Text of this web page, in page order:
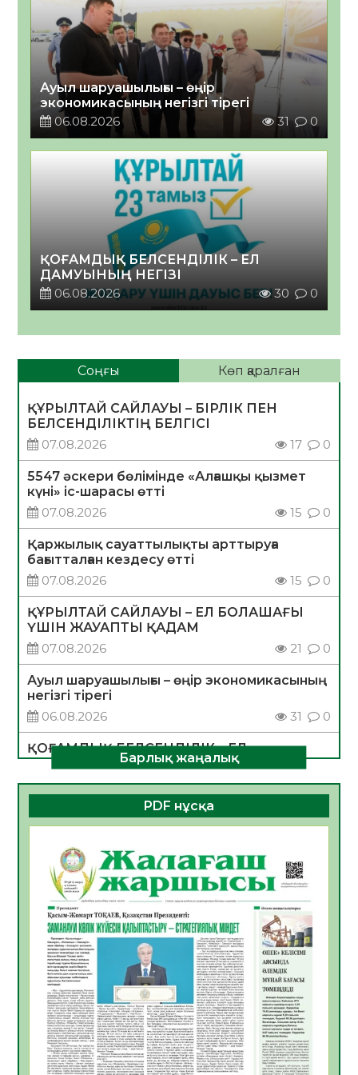
Ауыл шаруашылығы – өңір
экономикасының негізгі тірегі
06.08.2026
31 0
ҚОҒАМДЫҚ БЕЛСЕНДІЛІК – ЕЛ
ДАМУЫНЫҢ НЕГІЗІ
06.08.2026
30 0
Соңғы Көп қаралған
ҚҰРЫЛТАЙ САЙЛАУЫ – БІРЛІК ПЕН
БЕЛСЕНДІЛІКТІҢ БЕЛГІСІ
07.08.2026
17 0
5547 әскери бөлімінде «Алғашқы қызмет
күні» іс-шарасы өтті
07.08.2026
15 0
Қаржылық сауаттылықты арттыруға
бағытталған кездесу өтті
07.08.2026
15 0
ҚҰРЫЛТАЙ САЙЛАУЫ – ЕЛ БОЛАШАҒЫ
ҮШІН ЖАУАПТЫ ҚАДАМ
07.08.2026
21 0
Ауыл шаруашылығы – өңір экономикасының
негізгі тірегі
06.08.2026
31 0
ҚОҒАМДЫҚ БЕЛСЕНДІЛІК – ЕЛ
ДАМУЫНЫҢ НЕГІЗІ
06.08.2026
30 0
ҚҰРЫЛТАЙ САЙЛАУЫ – БОЛАШАҚҚА
06.08.2026
Инфекциялық ауруларға қарсы иммундау
жұмыстарының тиімділігі
06.08.2026
33
Көкжөтел ауруы туралы
06.08.2026
30
АПВ вакцинасы туралы мәлімет
06.08.2026
31
Open Air: Қызылорда облысы полиция
Барлық жаңалық
PDF нұсқа